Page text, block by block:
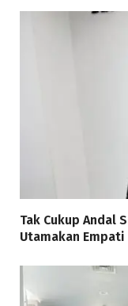
Tak Cukup Andal
Utamakan